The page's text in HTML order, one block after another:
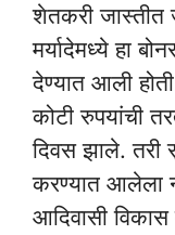
शेतकरी
मर्यादेमध्ये हा
देण्यात आली
कोटी रुपयांची
दिवस झाले. तरी
करण्यात आलेला
आदिवासी विकास